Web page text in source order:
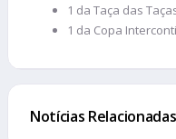
1 da Taça das
1 da Copa
Notícias Relacionadas